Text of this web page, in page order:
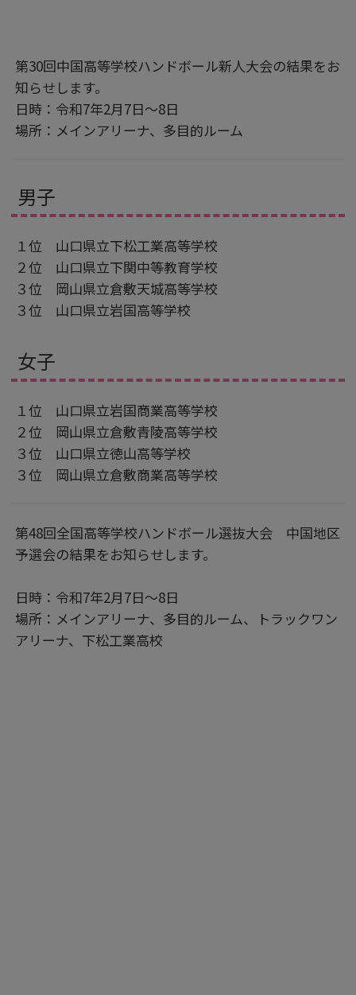
第30回中国高等学校ハンドボール新人大会の結果をお
知らせします。
日時：令和7年2月7日～8日
場所：メインアリーナ、多目的ルーム
男子
１位 山口県立下松工業高等学校
２位 山口県立下関中等教育学校
３位 岡山県立倉敷天城高等学校
３位 山口県立岩国高等学校
女子
１位 山口県立岩国商業高等学校
２位 岡山県立倉敷青陵高等学校
３位 山口県立徳山高等学校
３位 岡山県立倉敷商業高等学校
第48回全国高等学校ハンドボール選抜大会 中国地区
予選会の結果をお知らせします。
日時：令和7年2月7日～8日
場所：メインアリーナ、多目的ルーム、トラックワン
アリーナ、下松工業高校